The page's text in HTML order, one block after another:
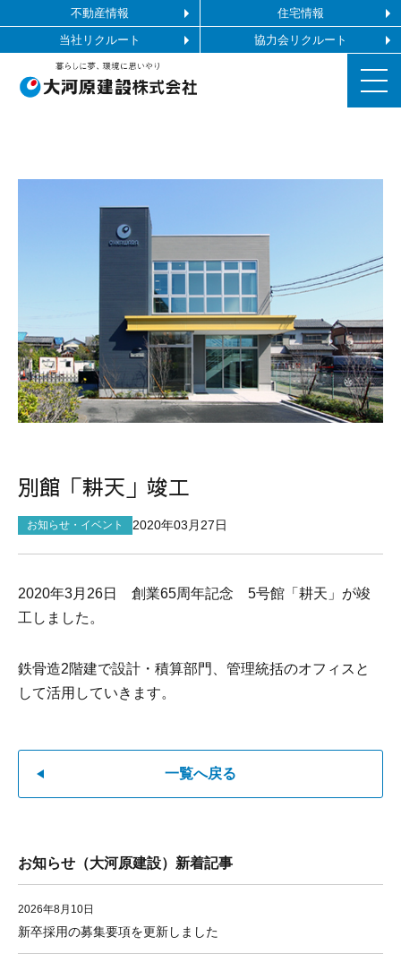
不動産情報
住宅情報
当社リクルート
協力会リクルート
協力会社の皆様へ
お問い合わせ
サイトマップ
別館「耕天」竣工
お知らせ・イベント 2020年03月27日
2020年3月26日 創業65周年記念 5号館「耕天」が竣
工しました。
鉄骨造2階建で設計・積算部門、管理統括のオフィスと
して活用していきます。
一覧へ戻る
お知らせ（大河原建設）新着記事
2026年8月10日
新卒採用の募集要項を更新しました